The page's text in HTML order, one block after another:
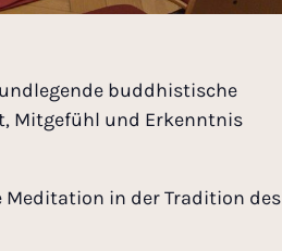
buddhistische
Mitgefühl und Erkenntnis
Meditation in der Tradition des